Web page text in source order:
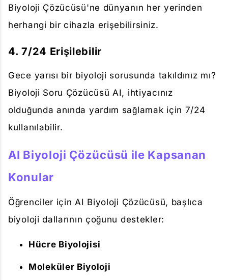
Biyoloji Çözücüsü'ne dünyanın her yerinden
herhangi bir cihazla erişebilirsiniz.
4. 7/24 Erişilebilir
Gece yarısı bir biyoloji sorusunda takıldınız mı?
Biyoloji Soru Çözücüsü AI, ihtiyacınız
olduğunda anında yardım sağlamak için 7/24
kullanılabilir.
AI Biyoloji Çözücüsü ile Kapsanan
Konular
Öğrenciler için AI Biyoloji Çözücüsü, başlıca
biyoloji dallarının çoğunu destekler:
Hücre Biyolojisi
Moleküler Biyoloji